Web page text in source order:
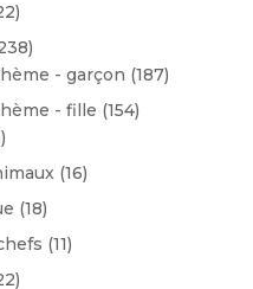
- garçon (187)
- fille (154)
(16)
(18)
(11)